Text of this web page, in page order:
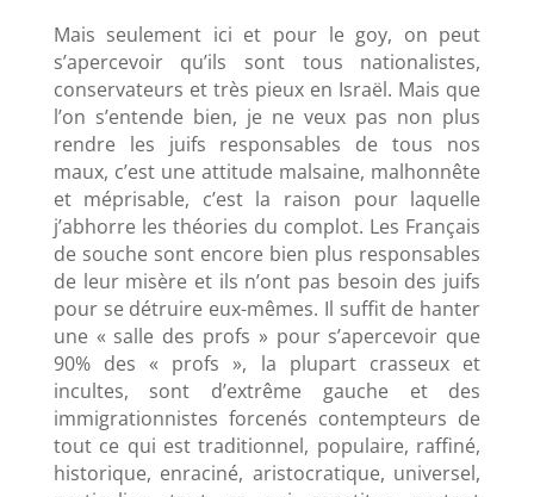
Mais seulement ici et pour le goy, on peut
s’apercevoir qu’ils sont tous nationalistes,
conservateurs et très pieux en Israël. Mais que
l’on s’entende bien, je ne veux pas non plus
rendre les juifs responsables de tous nos
maux, c’est une attitude malsaine, malhonnête
et méprisable, c’est la raison pour laquelle
j’abhorre les théories du complot. Les Français
de souche sont encore bien plus responsables
de leur misère et ils n’ont pas besoin des juifs
pour se détruire eux-mêmes. Il suffit de hanter
une « salle des profs » pour s’apercevoir que
90% des « profs », la plupart crasseux et
incultes, sont d’extrême gauche et des
immigrationnistes forcenés contempteurs de
tout ce qui est traditionnel, populaire, raffiné,
historique, enraciné, aristocratique, universel,